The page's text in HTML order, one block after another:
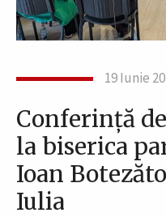
19 Iunie
Conferință
la biserica
Ioan
Iulia